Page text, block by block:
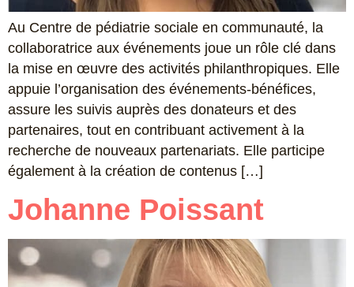
Au Centre de pédiatrie sociale en communauté, la
collaboratrice aux événements joue un rôle clé dans
la mise en œuvre des activités philanthropiques. Elle
appuie l’organisation des événements-bénéfices,
assure les suivis auprès des donateurs et des
partenaires, tout en contribuant activement à la
recherche de nouveaux partenariats. Elle participe
également à la création de contenus […]
Johanne Poissant